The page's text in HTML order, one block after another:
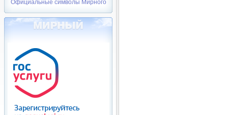
Официальные символы Мирного